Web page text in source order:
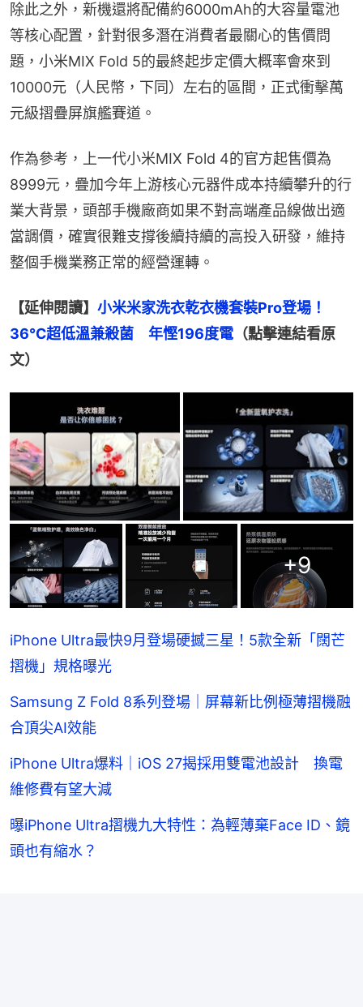
除此之外，新機還將配備約6000mAh的大容量電池
等核心配置，針對很多潛在消費者最關心的售價問
題，小米MIX Fold 5的最終起步定價大概率會來到
10000元（人民幣，下同）左右的區間，正式衝擊萬
元級摺疊屏旗艦賽道。
作為參考，上一代小米MIX Fold 4的官方起售價為
8999元，疊加今年上游核心元器件成本持續攀升的行
業大背景，頭部手機廠商如果不對高端產品線做出適
當調價，確實很難支撐後續持續的高投入研發，維持
整個手機業務正常的經營運轉。
【延伸閱讀】 小米米家洗衣乾衣機套裝Pro登場！
36℃超低溫兼殺菌　年慳196度電 （點擊連結看原
文）
+9
iPhone Ultra最快9月登場硬撼三星！5款全新「闊芒
摺機」規格曝光
Samsung Z Fold 8系列登場｜屏幕新比例極薄摺機融
合頂尖AI效能
iPhone Ultra爆料｜iOS 27揭採用雙電池設計 換電
維修費有望大減
曝iPhone Ultra摺機九大特性：為輕薄棄Face ID、鏡
頭也有縮水？